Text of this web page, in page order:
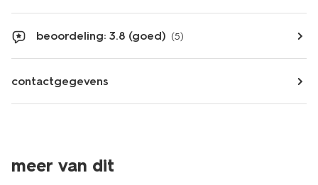
beoordeling: 3.8 (goed) (5)
contactgegevens
meer van dit
laag geprijsd